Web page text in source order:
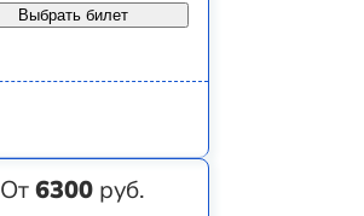
Выбрать билет
От6300 руб.